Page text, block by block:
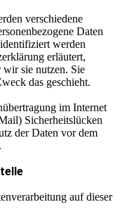
verschiedene
Daten
werden
erläutert,
sie nutzen. Sie
das geschieht.
im Internet
Sicherheitslücken
der Daten vor dem
auf dieser